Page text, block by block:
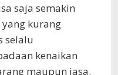
saja semakin
kurang
selalu
kenaikan
maupun jasa.